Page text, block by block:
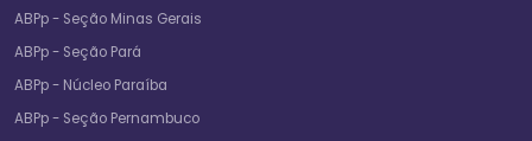
ABPp - Seção Minas Gerais
ABPp - Seção Pará
ABPp - Núcleo Paraíba
ABPp - Seção Pernambuco